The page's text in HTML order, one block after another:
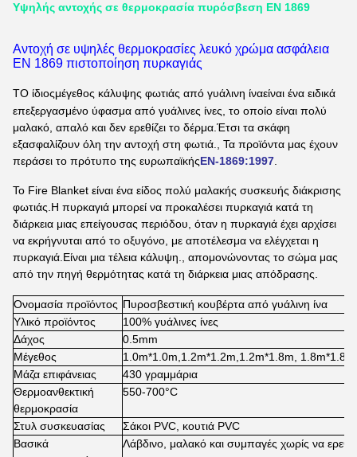
Υψηλής αντοχής σε θερμοκρασία πυρόσβεση EN 1869
Αντοχή σε υψηλές θερμοκρασίες λευκό χρώμα ασφάλεια
EN 1869 πιστοποίηση πυρκαγιάς
ΤΟ ίδιοςμέγεθος κάλυψης φωτιάς από γυάλινη ίναείναι ένα ειδικά
επεξεργασμένο ύφασμα από γυάλινες ίνες, το οποίο είναι πολύ
μαλακό, απαλό και δεν ερεθίζει το δέρμα.Έτσι τα σκάφη
εξασφαλίζουν όλη την αντοχή στη φωτιά., Τα προϊόντα μας έχουν
περάσει το πρότυπο της ευρωπαϊκήςEN-1869:1997
Το Fire Blanket είναι ένα είδος πολύ μαλακής συσκευής διάκρισης
φωτιάς. Η πυρκαγιά μπορεί να προκαλέσει πυρκαγιά κατά τη
διάρκεια μιας επείγουσας περιόδου, όταν η πυρκαγιά έχει αρχίσει
να εκρήγνυται από το οξυγόνο, με αποτέλεσμα να ελέγχεται η
πυρκαγιά.Είναι μια τέλεια κάλυψη., απομονώνοντας το σώμα μας
από την πηγή θερμότητας κατά τη διάρκεια μιας απόδρασης.
Ονομασία προϊόντος Πυροσβεστική κουβέρτα από γυάλινη ίνα
Υλικό προϊόντος
100% γυάλινες ίνες
Δάχος
0.5mm
Μέγεθος
1.0m*1.0m,1.2m*1.2m,1.2m*1.8m,
Μάζα επιφάνειας
430 γραμμάρια
Θερμοανθεκτική
θερμοκρασία
550-700°C
Στυλ συσκευασίας
Σάκοι PVC, κουτιά PVC
Βασικά
Λάβδινο, μαλακό και συμπαγές χωρίς να